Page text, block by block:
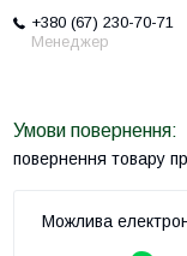
+380 (67) 230-70-71
Менеджер
повернення товару